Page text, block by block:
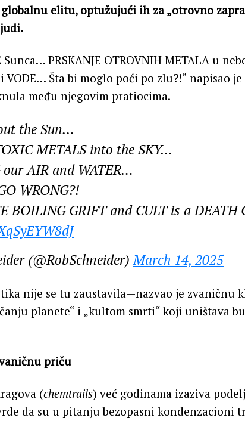
elitu, optužujući ih za „otrovno
Sunca… PRSKANJE OTROVNIH METALA u
VODE… Šta bi moglo poći po zlu?!“ napisao
među njegovim pratiocima.
the Sun…
METALS into the SKY…
AIR and WATER…
WRONG?!
BOILING GRIFT and CULT is a DEATH
(@RobSchneider)March 14, 2025
nije se tu zaustavila—nazvao je zvaničnu
planete“ i „kultom smrti“ koji uništava
priču
(chemtrails) već godinama izaziva
da su u pitanju bezopasni kondenzacioni